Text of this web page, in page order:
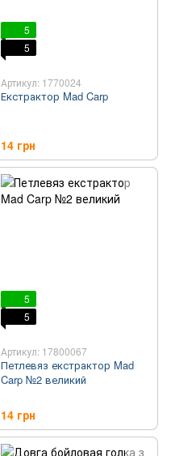
5
5
Артикул: 1770024
Екстрактор Mad Carp
14 грн
5
5
Артикул: 17800067
Петлевяз екстрактор Mad
Carp №2 великий
14 грн